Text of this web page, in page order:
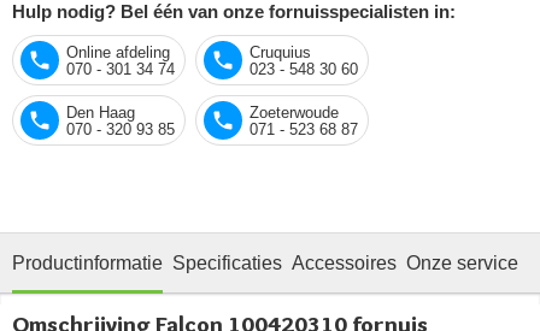
Hulp nodig? Bel één van onze fornuisspecialisten in:
Online afdeling
070 - 301 34 74
Cruquius
023 - 548 30 60
Den Haag
070 - 320 93 85
Zoeterwoude
071 - 523 68 87
Productinformatie Specificaties Accessoires Onze service
Omschrijving Falcon 100420310 fornuis